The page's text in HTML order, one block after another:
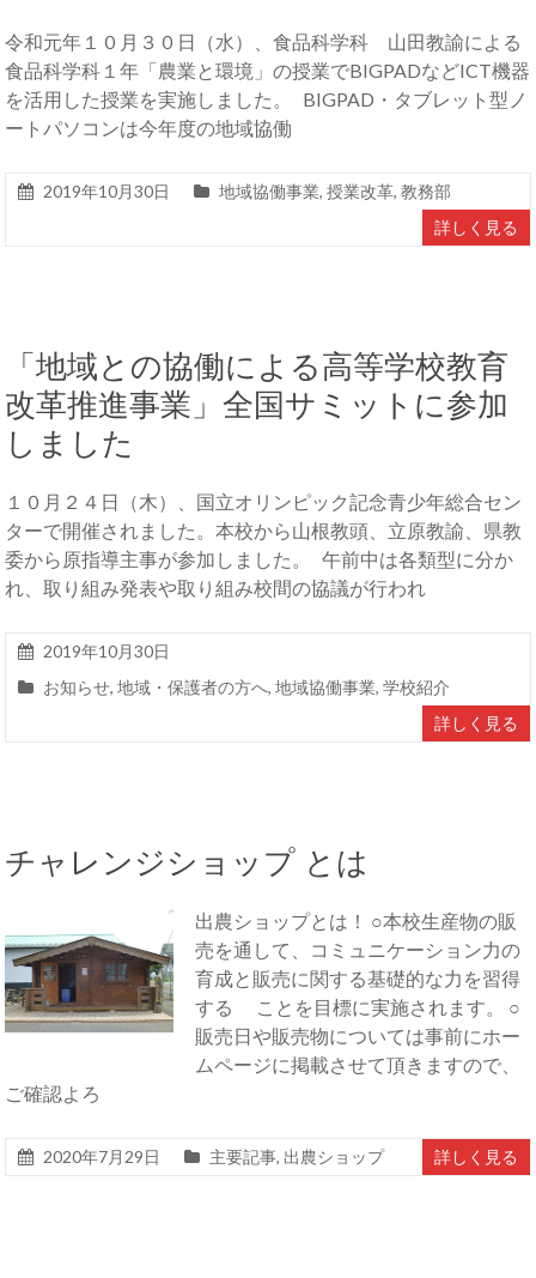
令和元年１０月３０日（水）、食品科学科 山田教諭による
食品科学科１年「農業と環境」の授業でBIGPADなどICT機器
を活用した授業を実施しました。 BIGPAD・タブレット型ノ
ートパソコンは今年度の地域協働
2019年10月30日 地域協働事業,授業改革,教務部
詳しく見る
「地域との協働による高等学校教育
改革推進事業」全国サミットに参加
しました
１０月２４日（木）、国立オリンピック記念青少年総合セン
ターで開催されました。本校から山根教頭、立原教諭、県教
委から原指導主事が参加しました。 午前中は各類型に分か
れ、取り組み発表や取り組み校間の協議が行われ
2019年10月30日
お知らせ,地域・保護者の方へ,地域協働事業,学校紹介
詳しく見る
チャレンジショップ とは
出農ショップとは！ ○本校生産物の販
売を通して、コミュニケーション力の
育成と販売に関する基礎的な力を習得
する ことを目標に実施されます。 ○
販売日や販売物については事前にホー
ムページに掲載させて頂きますので、
ご確認よろ
2020年7月29日 主要記事, 出農ショップ 詳しく見る